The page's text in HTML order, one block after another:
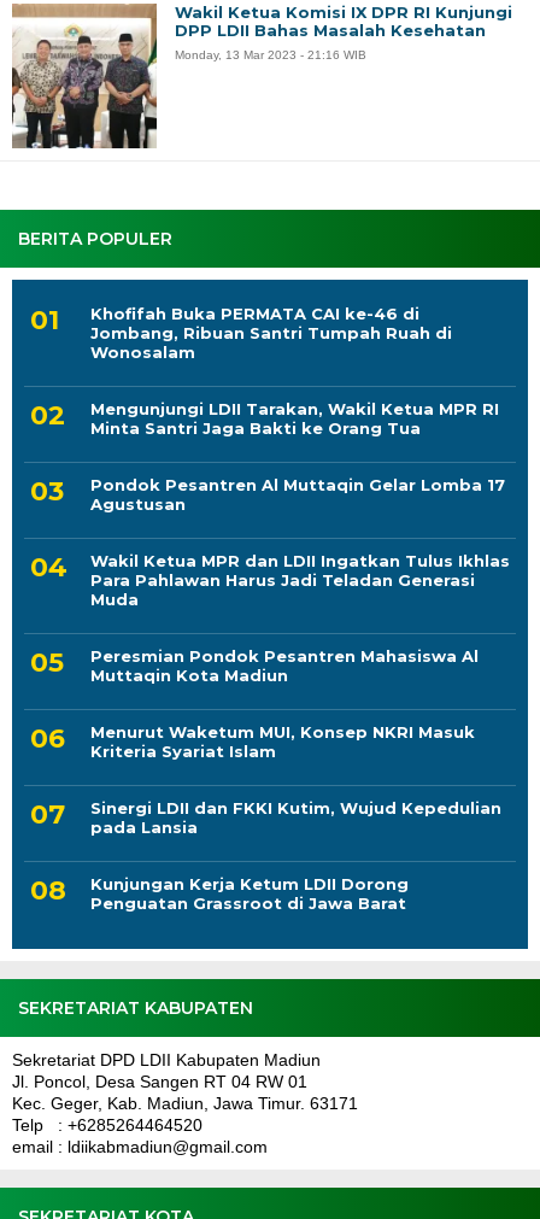
BERITA POPULER
Khofifah Buka PERMATA CAI ke-46 di
Jombang, Ribuan Santri Tumpah Ruah di
Wonosalam
Mengunjungi LDII Tarakan, Wakil Ketua MPR RI
Minta Santri Jaga Bakti ke Orang Tua
Pondok Pesantren Al Muttaqin Gelar Lomba 17
Agustusan
Wakil Ketua MPR dan LDII Ingatkan Tulus Ikhlas
Para Pahlawan Harus Jadi Teladan Generasi
Muda
Peresmian Pondok Pesantren Mahasiswa Al
Muttaqin Kota Madiun
Menurut Waketum MUI, Konsep NKRI Masuk
Kriteria Syariat Islam
Sinergi LDII dan FKKI Kutim, Wujud Kepedulian
pada Lansia
Kunjungan Kerja Ketum LDII Dorong
Penguatan Grassroot di Jawa Barat
SEKRETARIAT KABUPATEN
Sekretariat DPD LDII Kabupaten Madiun
Jl. Poncol, Desa Sangen RT 04 RW 01
Kec. Geger, Kab. Madiun, Jawa Timur. 63171
Telp : +6285264464520
email : ldiikabmadiun@gmail.com
Wakil Ketua Komisi IX DPR RI Kunjungi
DPP LDII Bahas Masalah Kesehatan
Monday, 13 Mar 2023 - 21:16 WIB